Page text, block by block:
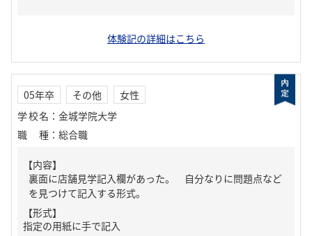
体験記の詳細はこちら
05年卒 その他
女性
学校名 ： 金城学院大学
職種 ： 総合職
【内容】
裏面に店舗見学記入欄があった。 自分なりに問題点など
を見つけて記入する形式。
【形式】
指定の用紙に手で記入